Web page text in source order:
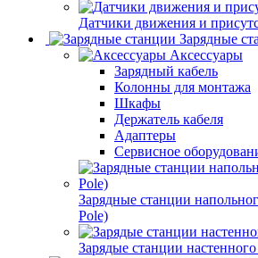
Датчики движения и
Зарядные
Аксессуары
Зарядный кабель
Колонны для монтажа
Шкафы
Держатель кабеля
Адаптеры
Сервисное
Зарядные станции
Pole)
Зарядые станции